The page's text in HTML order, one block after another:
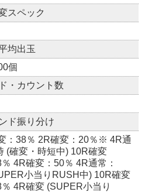
スペック
均出玉
個
・カウント数
ド振り分け
：38％ 2R確変：20％※ 4R通
(確変・時短中) 10R確変
4R確変：50％ 4R通常：
小当りRUSH中) 10R確変
4R確変 (SUPER小当り